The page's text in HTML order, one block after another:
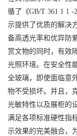
循了 《GB/T 361 1 1 -
示提供了优质的解决
备高透光率和优异防
赏文物的同时，有效
光照环境。在安全性
全玻璃，即使面临意
物不受损坏。并且，
光敏特性以及展柜的
满足各项标准硬性指
示效果的完美融合，